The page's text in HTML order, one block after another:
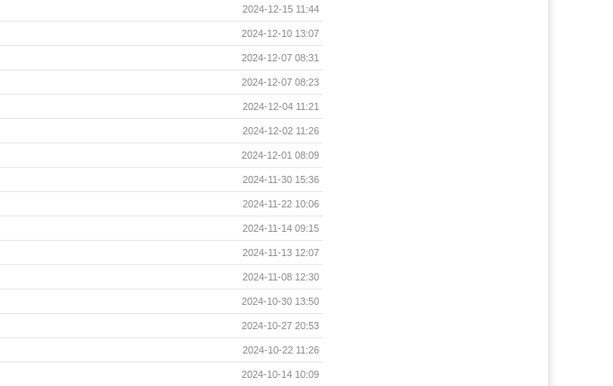
2024-12-15 11:44
2024-12-10 13:07
2024-12-07 08:31
2024-12-07 08:23
2024-12-04 11:21
2024-12-02 11:26
2024-12-01 08:09
2024-11-30 15:36
2024-11-22 10:06
2024-11-14 09:15
2024-11-13 12:07
2024-11-08 12:30
2024-10-30 13:50
2024-10-27 20:53
2024-10-22 11:26
2024-10-14 10:09